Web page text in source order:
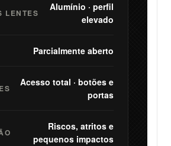
LENTES
Alumínio · perfil
elevado
Parcialmente aberto
Acesso total · botões e
portas
Riscos, atritos e
pequenos impactos